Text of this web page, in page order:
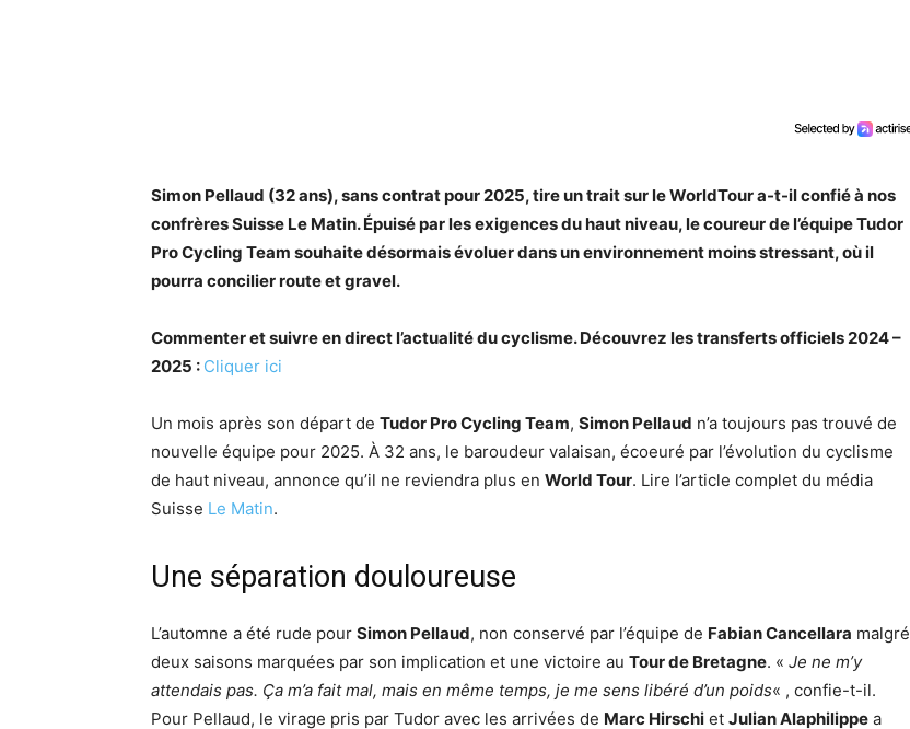
Simon Pellaud (32 ans), sans contrat pour 2025, tire un trait sur le WorldTour a-t-il confié à nos
confrères Suisse Le Matin. Épuisé par les exigences du haut niveau, le coureur de l’équipe Tudor
Pro Cycling Team souhaite désormais évoluer dans un environnement moins stressant, où il
pourra concilier route et gravel.
Commenter et suivre en direct l’actualité du cyclisme. Découvrez les transferts officiels 2024 –
2025 : Cliquer ici
Un mois après son départ de Tudor Pro Cycling Team, Simon Pellaud n’a toujours pas trouvé de
nouvelle équipe pour 2025. À 32 ans, le baroudeur valaisan, écoeuré par l’évolution du cyclisme
de haut niveau, annonce qu’il ne reviendra plus en World Tour. Lire l’article complet du média
Suisse Le Matin.
Une séparation douloureuse
L’automne a été rude pour Simon Pellaud, non conservé par l’équipe de Fabian Cancellara malgré
deux saisons marquées par son implication et une victoire au Tour de Bretagne. « Je ne m’y
attendais pas. Ça m’a fait mal, mais en même temps, je me sens libéré d’un poids« , confie-t-il.
Pour Pellaud, le virage pris par Tudor avec les arrivées de Marc Hirschi et Julian Alaphilippe a